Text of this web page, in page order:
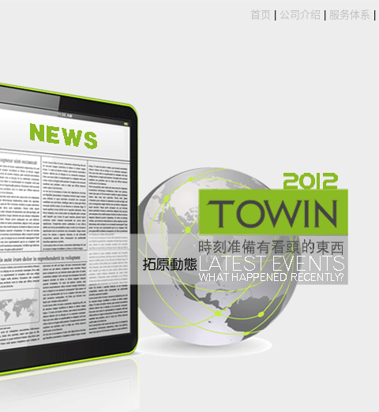
首页 公司介绍 服务体系